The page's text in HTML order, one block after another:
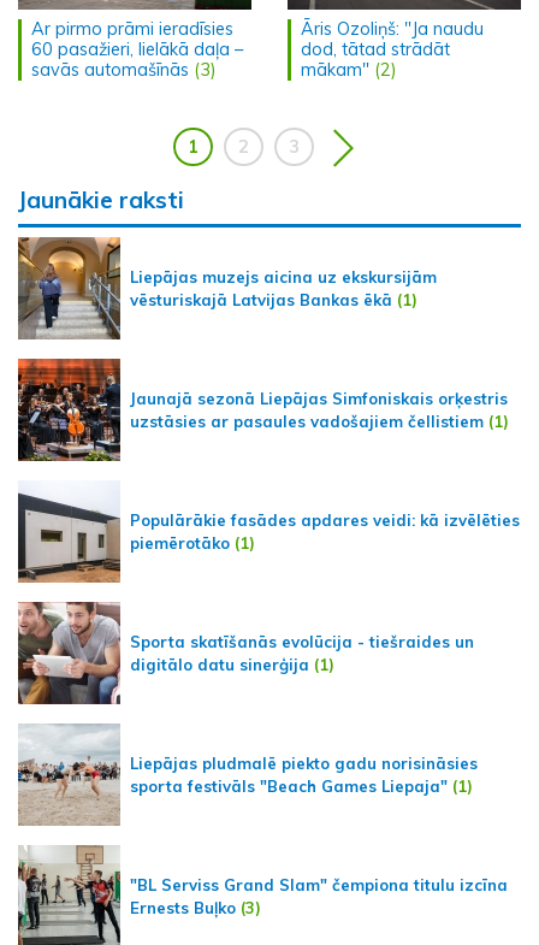
Ar pirmo prāmi ieradīsies
60 pasažieri, lielākā daļa –
savās automašīnās (3)
Āris Ozoliņš: "Ja naudu
dod, tātad strādāt
mākam" (2)
1 2 3
Jaunākie raksti
Liepājas muzejs aicina uz ekskursijām
vēsturiskajā Latvijas Bankas ēkā (1)
Jaunajā sezonā Liepājas Simfoniskais orķestris
uzstāsies ar pasaules vadošajiem čellistiem (1)
Populārākie fasādes apdares veidi: kā izvēlēties
piemērotāko (1)
Sporta skatīšanās evolūcija - tiešraides un
digitālo datu sinerģija (1)
Liepājas pludmalē piekto gadu norisināsies
sporta festivāls "Beach Games Liepaja" (1)
"BL Serviss Grand Slam" čempiona titulu izcīna
Ernests Buļko (3)